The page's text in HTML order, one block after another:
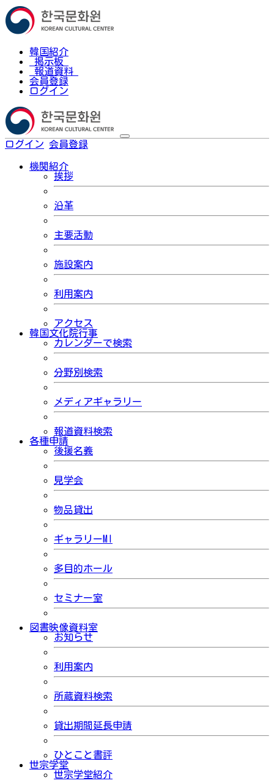
韓国紹介
掲示板
報道資料
会員登録
ログイン
ログイン 会員登録
機関紹介
挨拶
沿革
主要活動
施設案内
利用案内
アクセス
韓国文化院行事
カレンダーで検索
分野別検索
メディアギャラリー
報道資料検索
各種申請
後援名義
見学会
物品貸出
ギャラリーMI
多目的ホール
セミナー室
図書映像資料室
お知らせ
利用案内
所蔵資料検索
貸出期間延長申請
ひとこと書評
世宗学堂
世宗学堂紹介